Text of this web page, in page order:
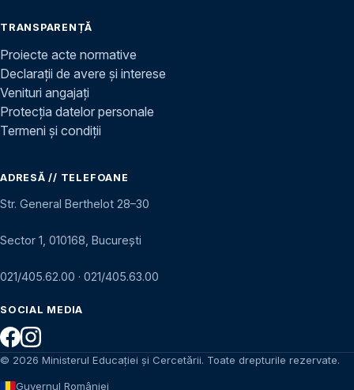
TRANSPARENȚĂ
Proiecte acte normative
Declarații de avere și interese
Venituri angajați
Protecția datelor personale
Termeni și condiții
ADRESĂ // TELEFOANE
Str. General Berthelot 28–30
Sector 1, 010168, București
021/405.62.00 · 021/405.63.00
SOCIAL MEDIA
© 2026 Ministerul Educației și Cercetării. Toate drepturile rezervate.
Guvernul României